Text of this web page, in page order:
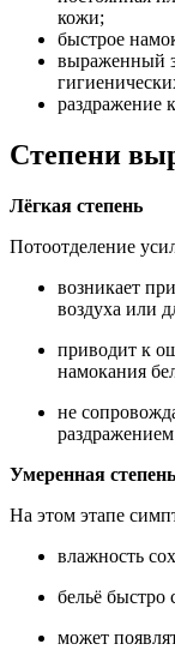
кожи;
быстрое
выраженный
раздражение
Степени
Лёгкая степень
Потоотделение
возникает
воздуха или
приводит к
намокания
не
Умеренная степень
На этом этапе
влажность
бельё быстро
может